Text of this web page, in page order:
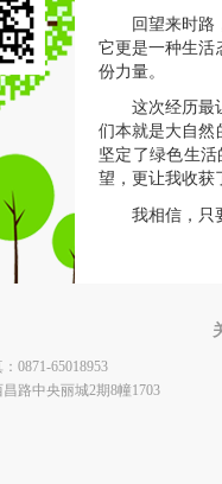
回望来时
它更是一种生活
份力量。
这次经历最
们本就是大自然
坚定了绿色生
望，更让我收获
我相信，只
0871-65018953
路中央丽城2期8幢1703